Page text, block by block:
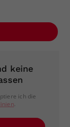
keine
ich die
.